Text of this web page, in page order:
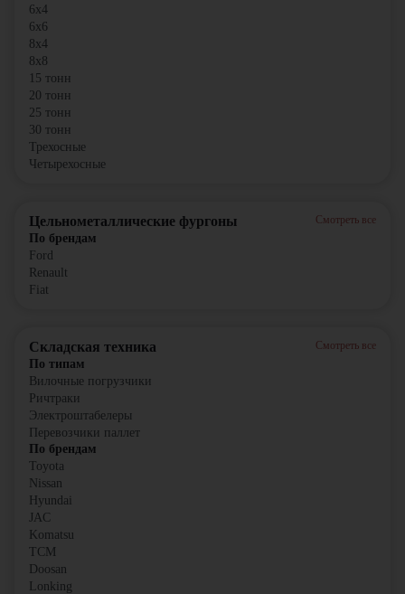
6x4
6x6
8x4
8x8
15 тонн
20 тонн
25 тонн
30 тонн
Трехосные
Четырехосные
Цельнометаллические фургоны Смотреть все
По брендам
Ford
Renault
Fiat
Складская техника Смотреть все
По типам
Вилочные погрузчики
Ричтраки
Электроштабелеры
Перевозчики паллет
По брендам
Toyota
Nissan
Hyundai
JAC
Komatsu
TCM
Doosan
Lonking